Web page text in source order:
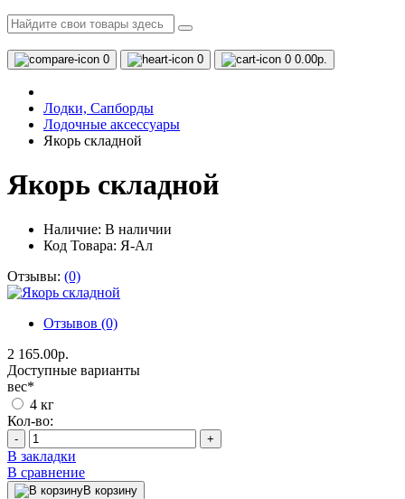
0 0 0 0.00р.
Лодки, Сапборды
Лодочные аксессуары
Якорь складной
Якорь складной
Наличие: В наличии
Код Товара: Я-Ал
Отзывы: (0)
Отзывов (0)
2 165.00р.
Доступные варианты
вес*
4 кг
Кол-во:
- +
В закладки
В сравнение
В корзину